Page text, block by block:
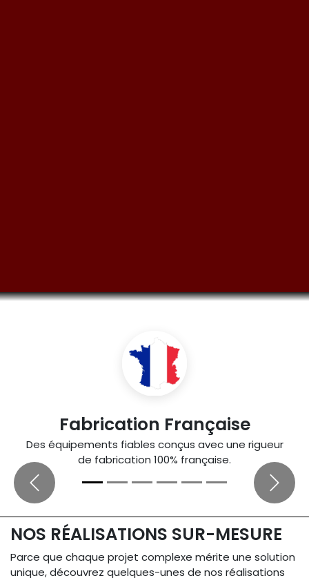
Fabrication Française
Des équipements fiables conçus avec une rigueur
de fabrication 100% française.
Précédent
NOS RÉALISATIONS SUR-MESURE
Parce que chaque projet complexe mérite une solution
unique, découvrez quelques-unes de nos réalisations